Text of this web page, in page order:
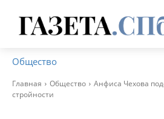
Общество
Главная Общество
Анфиса Чехова
стройности